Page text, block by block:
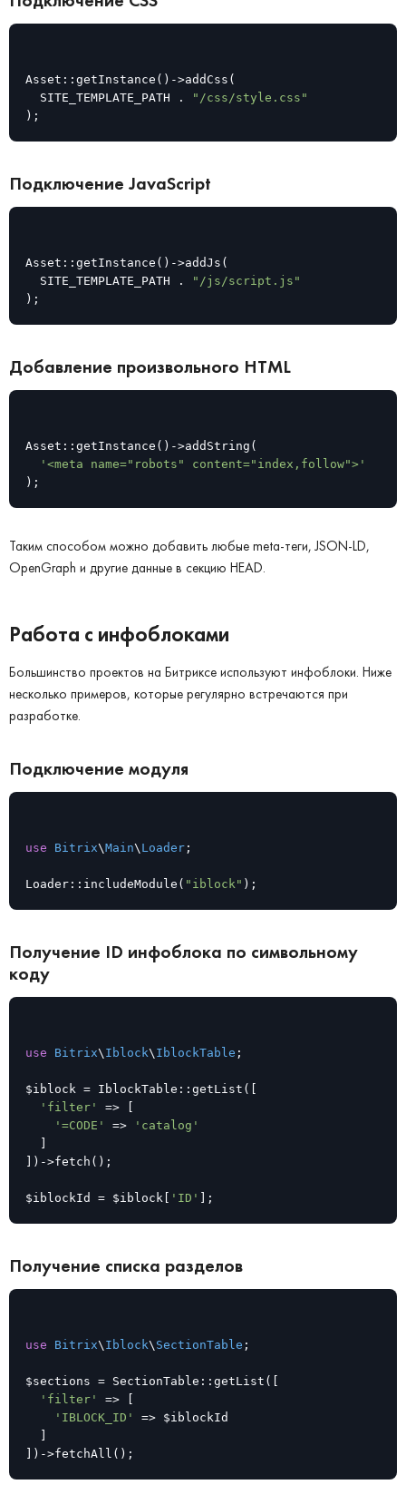
Asset::getInstance()->addCss(
	SITE_TEMPLATE_PATH .
"/css/style.css"
);
Подключение JavaScript
Asset::getInstance()->addJs(
	SITE_TEMPLATE_PATH .
"/js/script.js"
);
Добавление произвольного HTML
Asset::getInstance()->addString(
'<meta name="robots" content="index,follow">'
);
Таким способом можно добавить любые meta-теги, JSON-LD,
OpenGraph и другие данные в секцию HEAD.
Работа с инфоблоками
Большинство проектов на Битриксе используют инфоблоки. Ниже
несколько примеров, которые регулярно встречаются при
разработке.
Подключение модуля
use Bitrix\Main\ Loader ;
Loader::includeModule( "iblock" );
Получение ID инфоблока по символьному
коду
use Bitrix\ Iblock\ IblockTable ;
$iblock = IblockTable::getList([
'filter'
=> [
'=CODE'
=>
'catalog'
])->fetch();
$iblockId = $iblock[ 'ID' ];
Получение списка разделов
use Bitrix\ Iblock\ SectionTable ;
$sections = SectionTable::getList([
'filter'
=> [
'IBLOCK_ID'
=> $iblockId
])->fetchAll();